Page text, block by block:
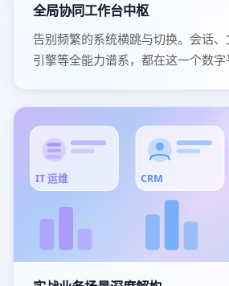
全局协同工作台中枢
告别频繁的系统横跳与切换。会话
引擎等全能力谱系，都在这一个数字
IT 运维 CRM